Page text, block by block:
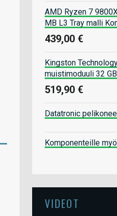
AMD Ryzen 7
MB L3 Tray malli
439,00 €
Kingston
muistimoduuli 32
519,90 €
Datatronic
Komponenteille
VIDEOT